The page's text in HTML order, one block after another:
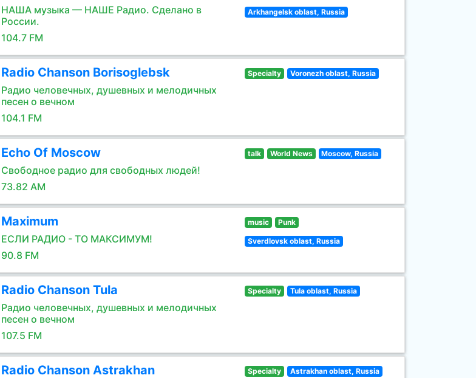
НАША музыка — НАШЕ Радио. Сделано в
России.
104.7 FM
Arkhangelsk oblast, Russia
Radio Chanson Borisoglebsk
Радио человечных, душевных и мелодичных
песен о вечном
104.1 FM
Specialty Voronezh oblast, Russia
Echo Of Moscow
Свободное радио для свободных людей!
73.82 AM
talk World News Moscow, Russia
Maximum
ЕСЛИ РАДИО - ТО МАКСИМУМ!
90.8 FM
music Punk
Sverdlovsk oblast, Russia
Radio Chanson Tula
Радио человечных, душевных и мелодичных
песен о вечном
107.5 FM
Specialty Tula oblast, Russia
Radio Chanson Astrakhan Specialty Astrakhan oblast, Russia